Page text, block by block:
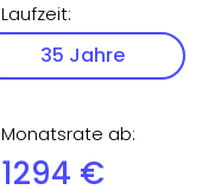
Laufzeit:
Monatsrate ab:
1294 €